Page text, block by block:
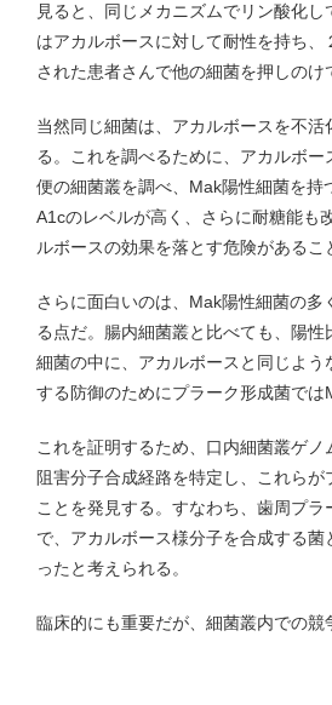
見ると、同じメカニズムでリン酸化
はアカルボースに対して耐性を持ち
された患者さんで他の細菌を押しの
当然同じ細菌は、アカルボースを不
る。これを調べるために、アカルボ
便の細菌叢を調べ、Mak陽性細菌を
A1cのレベルが高く、さらに耐糖能も
ルボースの効果を落とす危険があるこ
さらに面白いのは、Mak陽性細菌の
る点だ。腸内細菌叢と比べても、陽
細菌の中に、アカルボースと同じよ
する防御のためにプラーク形成菌で
これを証明するため、口内細菌叢ゲ
阻害分子合成経路を特定し、これら
ことを発見する。すなわち、歯周プ
で、アカルボース様分子を合成する
ったと考えられる。
臨床的にも重要だが、細菌叢内での